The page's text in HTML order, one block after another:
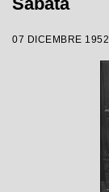
07 DICEMBRE 1952